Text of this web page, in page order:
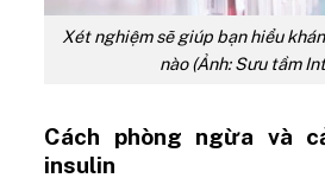
Xét nghiệm sẽ giúp bạn hiểu
nào (Ảnh: Sưu tầm
Cách phòng ngừa và
insulin